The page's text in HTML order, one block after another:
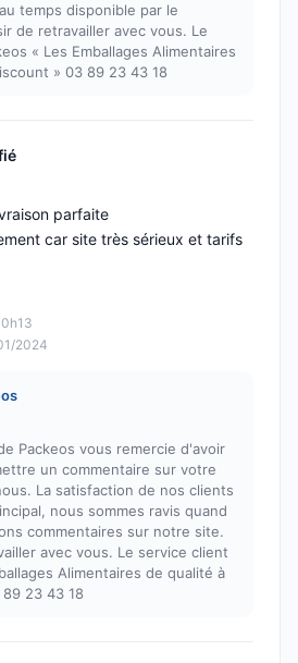
temps disponible par le
de retravailler avec vous. Le
« Les Emballages Alimentaires
» 03 89 23 43 18
2024
parfaite
car site très sérieux et tarifs
Packeos vous remercie d'avoir
un commentaire sur votre
La satisfaction de nos clients
nous sommes ravis quand
commentaires sur notre site.
avec vous. Le service client
Alimentaires de qualité à
23 43 18